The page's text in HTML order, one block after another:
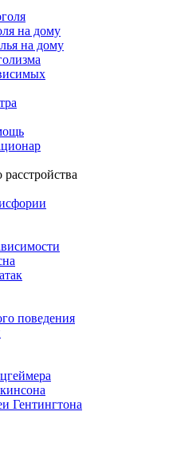
на дому
на дому
поведения
Гентингтона